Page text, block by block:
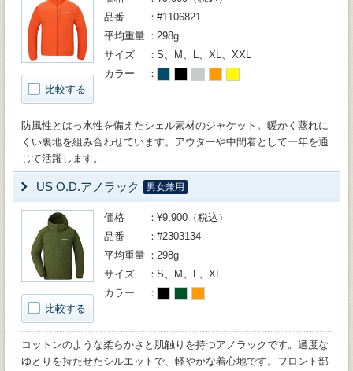
比較する
品番
#1106821
平均重量
298g
サイズ
S、M、L、XL、XXL
カラー
防風性とはっ水性を備えたシェル素材のジャケット。暖かく蒸れに
くい裏地を組み合わせています。アウターや中間着として一年を通
じて活躍します。
US O.D.アノラック 男女兼用
比較する
価格
¥9,900（税込）
品番
#2303134
平均重量
298g
サイズ
S、M、L、XL
カラー
コットンのような柔らかさと肌触りを持つアノラックです。適度な
ゆとりを持たせたシルエットで、軽やかな着心地です。フロント部